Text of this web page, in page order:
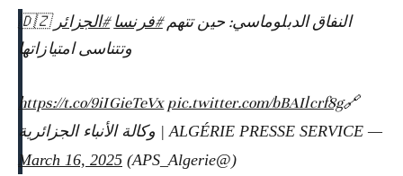
النفاق الدبلوماسي: حين تتهم#فرنسا #الجزائر 🇩🇿
وتتناسى امتيازاتها
🔗
https://t.co/9iIGieTeVx pic.twitter.com/bBAIlcrf8g
— ALGÉRIE PRESSE SERVICE | وكالة الأنباء الجزائرية
(@APS_Algerie)
March 16, 2025